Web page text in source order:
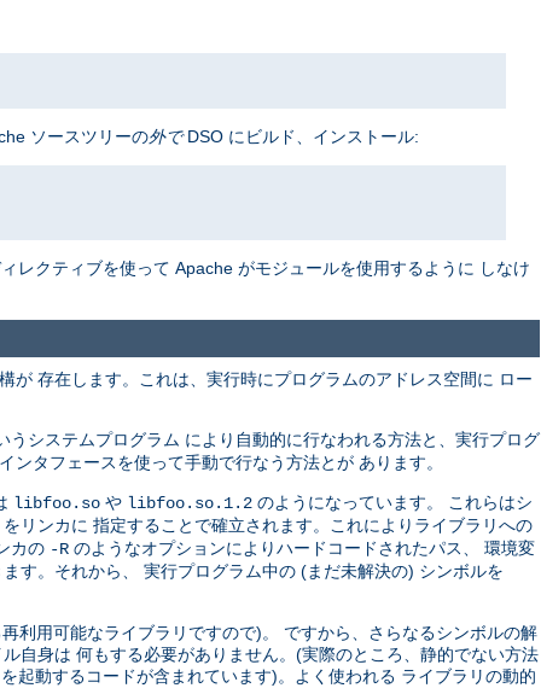
ソースツリーの外でDSO にビルド、インストール:
レクティブを使って Apache がモジュールを使用するように しなけ
が 存在します。これは、実行時にプログラムのアドレス空間に ロー
うシステムプログラム により自動的に行なわれる方法と、実行プログ
タフェースを使って手動で行なう方法とが あります。
libfoo.so や libfoo.so.1.2 のようになっています。 これらはシ
をリンカに 指定することで確立されます。これによりライブラリへの
カの -R のようなオプションによりハードコードされたパス、 環境変
す。それから、 実行プログラム中の (まだ未解決の) シンボルを
利用可能なライブラリですので)。 ですから、さらなるシンボルの解
自身は 何もする必要がありません。(実際のところ、静的でない方法
を起動するコードが含まれています)。よく使われる ライブラリの動的